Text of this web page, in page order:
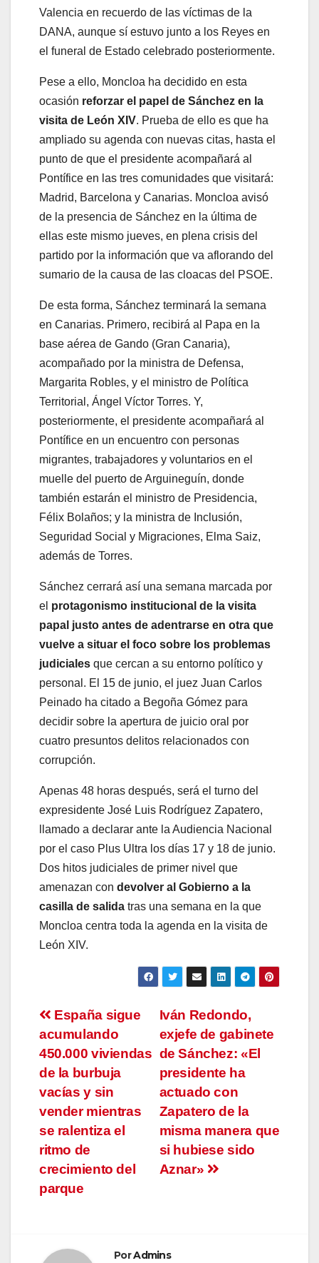
Valencia en recuerdo de las víctimas de la
DANA, aunque sí estuvo junto a los Reyes en
el funeral de Estado celebrado posteriormente.
Pese a ello, Moncloa ha decidido en esta
ocasión reforzar el papel de Sánchez en la
visita de León XIV. Prueba de ello es que ha
ampliado su agenda con nuevas citas, hasta el
punto de que el presidente acompañará al
Pontífice en las tres comunidades que visitará:
Madrid, Barcelona y Canarias. Moncloa avisó
de la presencia de Sánchez en la última de
ellas este mismo jueves, en plena crisis del
partido por la información que va aflorando del
sumario de la causa de las cloacas del PSOE.
De esta forma, Sánchez terminará la semana
en Canarias. Primero, recibirá al Papa en la
base aérea de Gando (Gran Canaria),
acompañado por la ministra de Defensa,
Margarita Robles, y el ministro de Política
Territorial, Ángel Víctor Torres. Y,
posteriormente, el presidente acompañará al
Pontífice en un encuentro con personas
migrantes, trabajadores y voluntarios en el
muelle del puerto de Arguineguín, donde
también estarán el ministro de Presidencia,
Félix Bolaños; y la ministra de Inclusión,
Seguridad Social y Migraciones, Elma Saiz,
además de Torres.
Sánchez cerrará así una semana marcada por
el protagonismo institucional de la visita
papal justo antes de adentrarse en otra que
vuelve a situar el foco sobre los problemas
judiciales que cercan a su entorno político y
personal. El 15 de junio, el juez Juan Carlos
Peinado ha citado a Begoña Gómez para
decidir sobre la apertura de juicio oral por
cuatro presuntos delitos relacionados con
corrupción.
Apenas 48 horas después, será el turno del
expresidente José Luis Rodríguez Zapatero,
llamado a declarar ante la Audiencia Nacional
por el caso Plus Ultra los días 17 y 18 de junio.
Dos hitos judiciales de primer nivel que
amenazan con devolver al Gobierno a la
casilla de salida tras una semana en la que
Moncloa centra toda la agenda en la visita de
León XIV.
Navegación
de
entradas
Iván Redondo,
exjefe de gabinete
de Sánchez: «El
presidente ha
actuado con
Zapatero de la
misma manera que
si hubiese sido
Aznar»
España sigue
acumulando
450.000 viviendas
de la burbuja
vacías y sin
vender mientras
se ralentiza el
ritmo de
crecimiento del
parque
PorAdmins